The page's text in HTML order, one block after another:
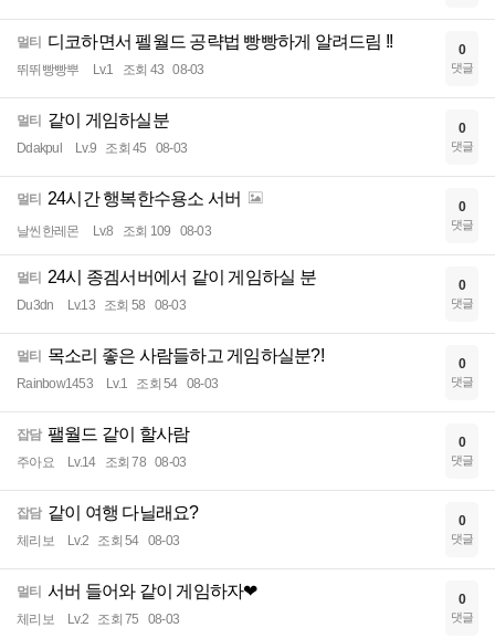
멀티 디코하면서 펠월드 공략법 빵빵하게 알려드림 !!
뛰뛰빵빵뿌 Lv.1 조회 43 08-03
0
댓글
멀티 같이 게임하실분
Ddakpul Lv.9 조회 45 08-03
0
댓글
멀티 24시간 행복한수용소 서버
날씬한레몬 Lv.8 조회 109 08-03
0
댓글
멀티 24시 종겜서버에서 같이 게임하실 분
Du3dn Lv.13 조회 58 08-03
0
댓글
멀티 목소리 좋은 사람들하고 게임하실분?!
Rainbow1453 Lv.1 조회 54 08-03
0
댓글
잡담 팰월드 같이 할사람
주아요 Lv.14 조회 78 08-03
0
댓글
잡담 같이 여행 다닐래요?
체리보 Lv.2 조회 54 08-03
0
댓글
멀티 서버 들어와 같이 게임하자❤
체리보 Lv.2 조회 75 08-03
0
댓글